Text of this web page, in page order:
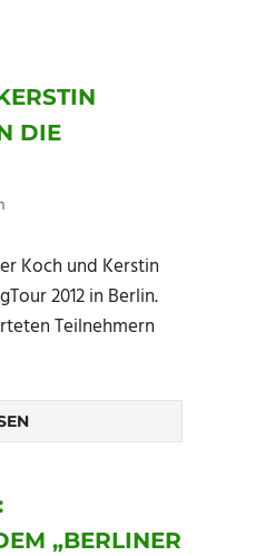
DIE
Koch und Kerstin
2012 in Berlin.
Teilnehmern
„BERLINER